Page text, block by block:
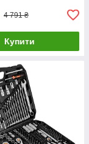
4 791 ₴
Купити